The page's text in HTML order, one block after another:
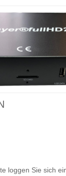
loggen Sie sich